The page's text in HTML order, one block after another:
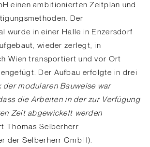
einen ambitionierten Zeitplan und
Der
wurde in einer Halle in Enzersdorf
wieder zerlegt, in
Wien transportiert und vor Ort
Der Aufbau erfolgte in drei
der modularen Bauweise war
die Arbeiten in der zur Verfügung
Zeit abgewickelt werden
Thomas Selberherr
der Selberherr GmbH).